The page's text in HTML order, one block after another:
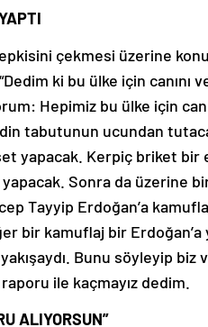
çekmesi üzerine
ki bu ülke için canını
Hepimiz bu ülke için
tabutunun ucundan
yapacak. Kerpiç briket bir
Sonra da üzerine
Tayyip Erdoğan’a
bir kamuflaj bir Erdoğan’a
Bunu söyleyip biz
ile kaçmayız dedim.
ALIYORSUN”